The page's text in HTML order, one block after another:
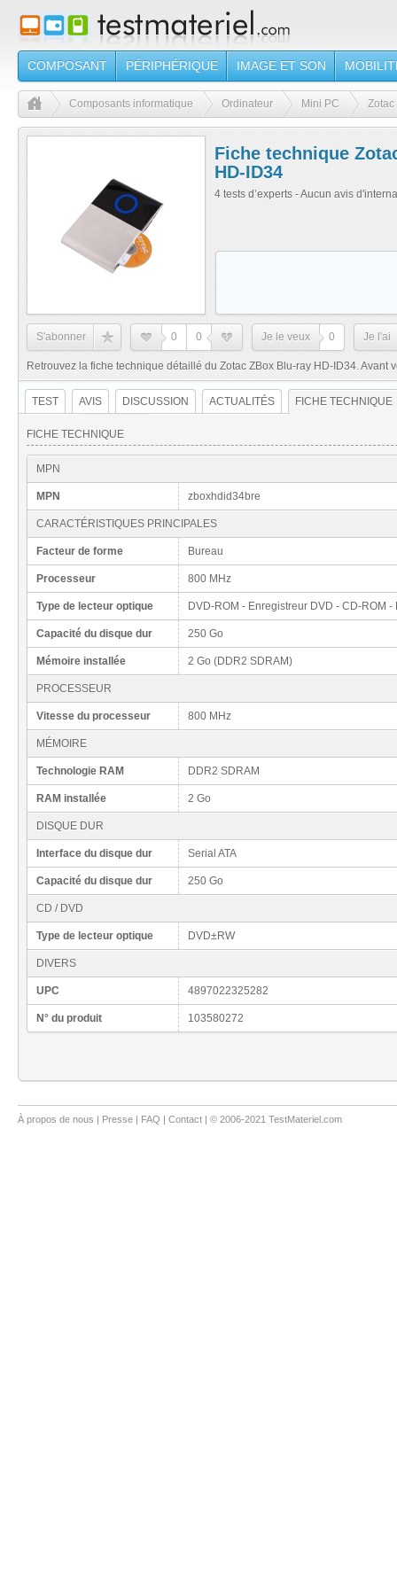
COMPOSANT PÉRIPHÉRIQUE IMAGE ET SON
Composants informatique Ordinateur Mini PC Zotac
Fiche technique
HD-ID34
4 tests d’experts - Aucun avis
S'abonner 0 0 Je le veux 0 Je l'ai
Retrouvez la fiche technique détaillé du Zotac ZBox Blu-ray HD-ID34. Avant
TEST AVIS DISCUSSION ACTUALITÉS FICHE TECHNIQUE
FICHE TECHNIQUE
MPN
MPN zboxhdid34bre
CARACTÉRISTIQUES PRINCIPALES
Facteur de forme Bureau
Processeur 800 MHz
Type de lecteur optique DVD-ROM - Enregistreur DVD - CD-ROM
Capacité du disque dur 250 Go
Mémoire installée 2 Go (DDR2 SDRAM)
PROCESSEUR
Vitesse du processeur 800 MHz
MÉMOIRE
Technologie RAM DDR2 SDRAM
RAM installée 2 Go
DISQUE DUR
Interface du disque dur Serial ATA
Capacité du disque dur 250 Go
CD / DVD
Type de lecteur optique DVD±RW
DIVERS
UPC 4897022325282
N° du produit 103580272
À propos de nous | Presse | FAQ | Contact | © 2006-2021 TestMateriel.com